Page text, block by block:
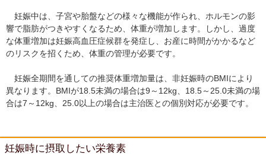
妊娠中は、子宮や胎盤などの様々な機能が作られ、ホルモンの影
響で脂肪がつきやすくなるため、体重が増加します。しかし、過度
な体重増加は妊娠高血圧症候群を発症し、お産に時間がかかるなど
のリスクを招くため、体重の管理が必要です。
妊娠全期間を通しての推奨体重増加量は、非妊娠時のBMIにより
異なります。BMIが18.5未満の場合は9～12kg、18.5～25.0未満の場
合は7～12kg、25.0以上の場合は主治医との個別対応が必要です。
妊娠時に摂取したい栄養素